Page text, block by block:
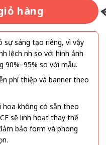
hàng
sự sáng tạo riêng, vì vậy
lệch nhẹ so với hình ảnh
90%–95% so với mẫu.
phí thiệp và banner theo
không có sẵn theo
sẽ linh hoạt thay thế
bảo form và phong